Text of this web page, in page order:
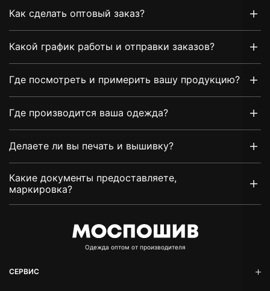
Как сделать оптовый заказ?
Какой график работы и отправки заказов?
Где посмотреть и примерить вашу продукцию?
Где производится ваша одежда?
Делаете ли вы печать и вышивку?
Какие документы предоставляете,
маркировка?
Oдежда оптом от производителя
СЕРВИС